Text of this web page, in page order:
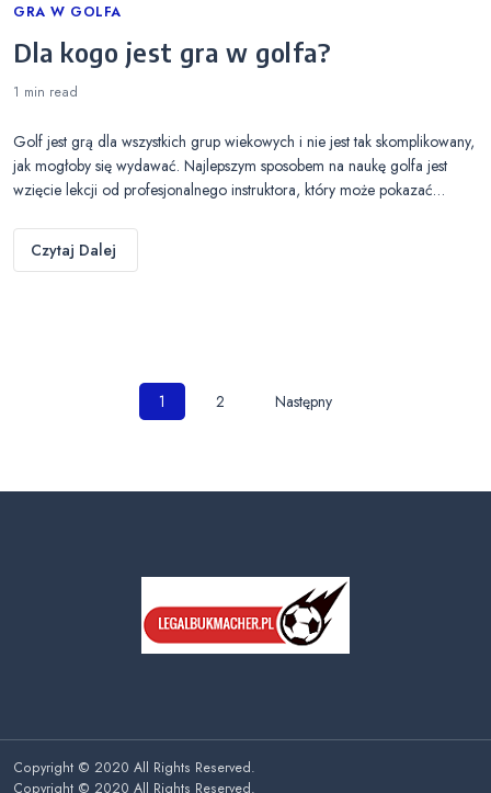
Categories
GRA W GOLFA
Dla kogo jest gra w golfa?
1 min read
Golf jest grą dla wszystkich grup wiekowych i nie jest tak skomplikowany,
jak mogłoby się wydawać. Najlepszym sposobem na naukę golfa jest
wzięcie lekcji od profesjonalnego instruktora, który może pokazać…
Czytaj Dalej
Nawigacja
1 2 Następny
Copyright © 2020 All Rights Reserved.
Copyright © 2020 All Rights Reserved.